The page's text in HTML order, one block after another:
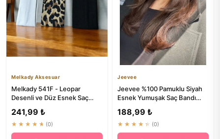
Melkady Aksesuar
Melkady 541F - Leopar
Desenli ve Düz Esnek Saç
S...
241,99 ₺
★★★★★ (0)
Jeevee
Jeevee %100 Pamuklu Siyah
Esnek Yumuşak Saç Bandı
Ak...
188,99 ₺
★★★★★ (0)